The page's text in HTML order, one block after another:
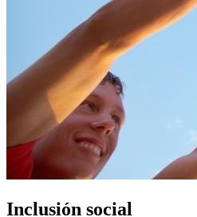
Inclusión social